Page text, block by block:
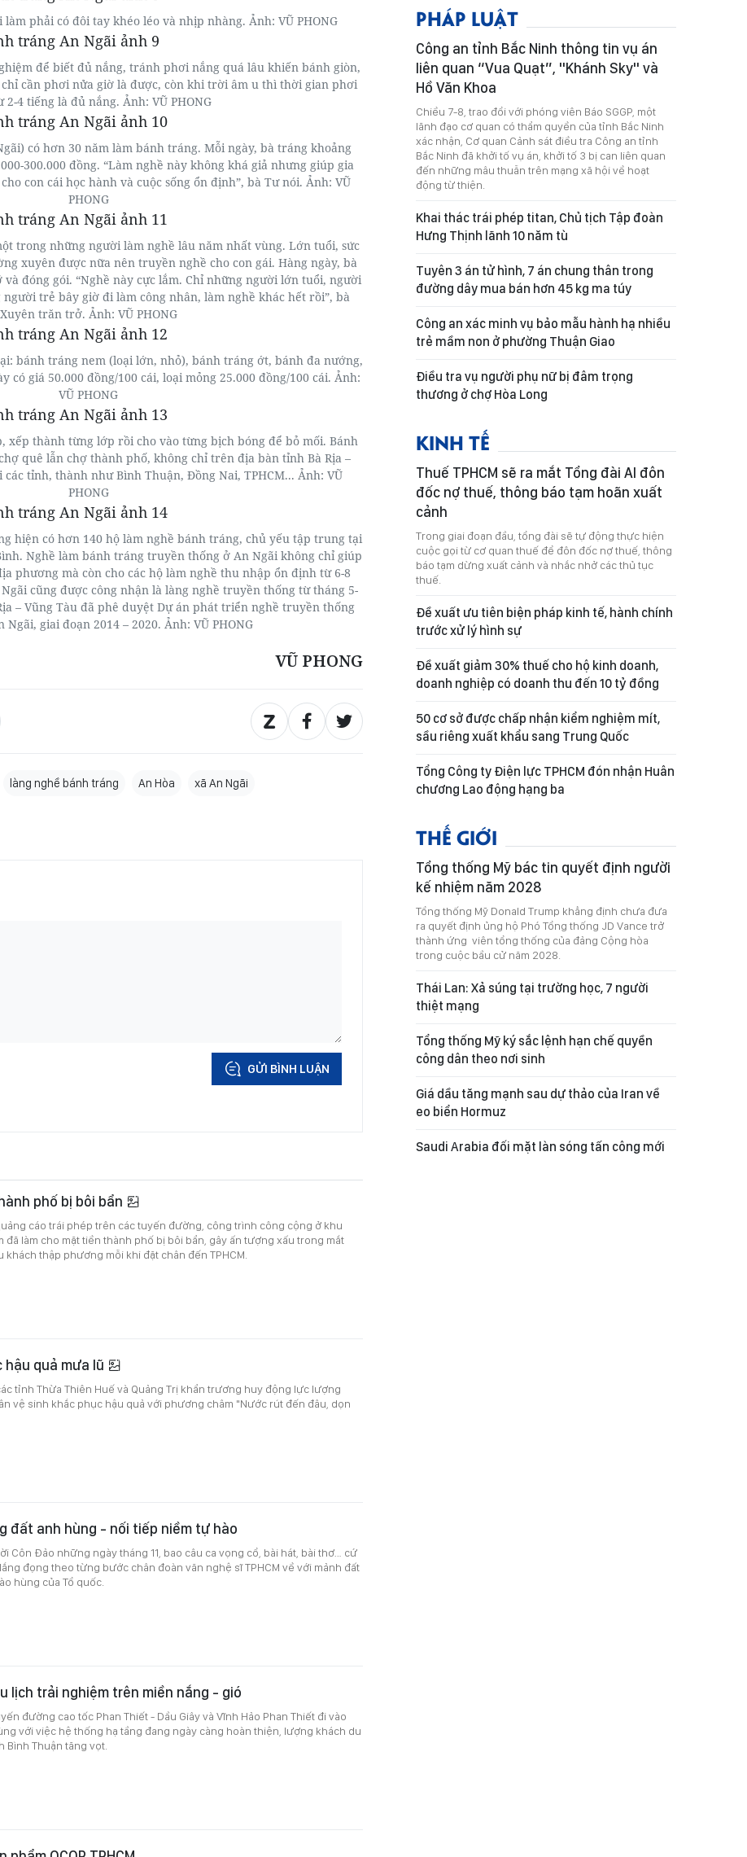
phải có đôi tay khéo léo và nhịp nhàng. Ảnh: VŨ PHONG
để biết đủ nắng, tránh phơi nắng quá lâu khiến bánh giòn,
cần phơi nửa giờ là được, còn khi trời âm u thì thời gian phơi
2-4 tiếng là đủ nắng. Ảnh: VŨ PHONG
có hơn 30 năm làm bánh tráng. Mỗi ngày, bà tráng khoảng
300.000 đồng. “Làm nghề này không khá giả nhưng giúp gia
con cái học hành và cuộc sống ổn định”, bà Tư nói. Ảnh: VŨ
PHONG
trong những người làm nghề lâu năm nhất vùng. Lớn tuổi, sức
xuyên được nữa nên truyền nghề cho con gái. Hàng ngày, bà
đóng gói. “Nghề này cực lắm. Chỉ những người lớn tuổi, người
trẻ bây giờ đi làm công nhân, làm nghề khác hết rồi”, bà
Xuyên trăn trở. Ảnh: VŨ PHONG
bánh tráng nem (loại lớn, nhỏ), bánh tráng ớt, bánh đa nướng,
giá 50.000 đồng/100 cái, loại mỏng 25.000 đồng/100 cái. Ảnh:
VŨ PHONG
xếp thành từng lớp rồi cho vào từng bịch bóng để bỏ mối. Bánh
quê lẫn chợ thành phố, không chỉ trên địa bàn tỉnh Bà Rịa –
tỉnh, thành như Bình Thuận, Đồng Nai, TPHCM... Ảnh: VŨ
PHONG
hiện có hơn 140 hộ làm nghề bánh tráng, chủ yếu tập trung tại
Nghề làm bánh tráng truyền thống ở An Ngãi không chỉ giúp
phương mà còn cho các hộ làm nghề thu nhập ổn định từ 6-8
cũng được công nhận là làng nghề truyền thống từ tháng 5-
– Vũng Tàu đã phê duyệt Dự án phát triển nghề truyền thống
giai đoạn 2014 – 2020. Ảnh: VŨ PHONG
VŨ PHONG
làng nghề bánh tráng An Hòa xã An Ngãi
GỬI BÌNH LUẬN
phố bị bôi bẩn
cáo trái phép trên các tuyến đường, công trình công cộng ở khu
đã làm cho mặt tiền thành phố bị bôi bẩn, gây ấn tượng xấu trong mắt
khách thập phương mỗi khi đặt chân đến TPHCM.
hậu quả mưa lũ
tỉnh Thừa Thiên Huế và Quảng Trị khẩn trương huy động lực lượng
vệ sinh khắc phục hậu quả với phương châm "Nước rút đến đâu, dọn
đất anh hùng - nối tiếp niềm tự hào
Côn Đảo những ngày tháng 11, bao câu ca vọng cổ, bài hát, bài thơ… cứ
đọng theo từng bước chân đoàn văn nghệ sĩ TPHCM về với mảnh đất
hùng của Tổ quốc.
lịch trải nghiệm trên miền nắng - gió
đường cao tốc Phan Thiết - Dầu Giây và Vĩnh Hảo Phan Thiết đi vào
với việc hệ thống hạ tầng đang ngày càng hoàn thiện, lượng khách du
Bình Thuận tăng vọt.
PHÁP LUẬT
Công an tỉnh Bắc Ninh thông tin vụ án
liên quan “Vua Quạt”, "Khánh Sky" và
Hồ Văn Khoa
Chiều 7-8, trao đổi với phóng viên Báo SGGP, một
lãnh đạo cơ quan có thẩm quyền của tỉnh Bắc Ninh
xác nhận, Cơ quan Cảnh sát điều tra Công an tỉnh
Bắc Ninh đã khởi tố vụ án, khởi tố 3 bị can liên quan
đến những mâu thuẫn trên mạng xã hội về hoạt
động từ thiện.
Khai thác trái phép titan, Chủ tịch Tập đoàn
Hưng Thịnh lãnh 10 năm tù
Tuyên 3 án tử hình, 7 án chung thân trong
đường dây mua bán hơn 45 kg ma túy
Công an xác minh vụ bảo mẫu hành hạ nhiều
trẻ mầm non ở phường Thuận Giao
Điều tra vụ người phụ nữ bị đâm trọng
thương ở chợ Hòa Long
KINH TẾ
Thuế TPHCM sẽ ra mắt Tổng đài AI đôn
đốc nợ thuế, thông báo tạm hoãn xuất
cảnh
Trong giai đoạn đầu, tổng đài sẽ tự động thực hiện
cuộc gọi từ cơ quan thuế để đôn đốc nợ thuế, thông
báo tạm dừng xuất cảnh và nhắc nhở các thủ tục
thuế.
Đề xuất ưu tiên biện pháp kinh tế, hành chính
trước xử lý hình sự
Đề xuất giảm 30% thuế cho hộ kinh doanh,
doanh nghiệp có doanh thu đến 10 tỷ đồng
50 cơ sở được chấp nhận kiểm nghiệm mít,
sầu riêng xuất khẩu sang Trung Quốc
Tổng Công ty Điện lực TPHCM đón nhận Huân
chương Lao động hạng ba
THẾ GIỚI
Tổng thống Mỹ bác tin quyết định người
kế nhiệm năm 2028
Tổng thống Mỹ Donald Trump khẳng định chưa đưa
ra quyết định ủng hộ Phó Tổng thống JD Vance trở
thành ứng viên tổng thống của đảng Cộng hòa
trong cuộc bầu cử năm 2028.
Thái Lan: Xả súng tại trường học, 7 người
thiệt mạng
Tổng thống Mỹ ký sắc lệnh hạn chế quyền
công dân theo nơi sinh
Giá dầu tăng mạnh sau dự thảo của Iran về
eo biển Hormuz
Saudi Arabia đối mặt làn sóng tấn công mới